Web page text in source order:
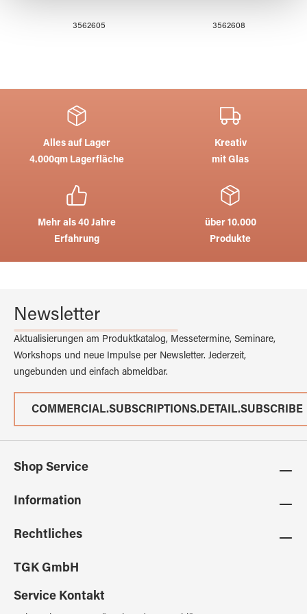
3562605 3562608
Alles auf Lager
4.000qm Lagerfläche
Kreativ
mit Glas
Mehr als 40 Jahre
Erfahrung
über 10.000
Produkte
Newsletter
Aktualisierungen am Produktkatalog, Messetermine, Seminare,
Workshops und neue Impulse per Newsletter. Jederzeit,
ungebunden und einfach abmeldbar.
COMMERCIAL.SUBSCRIPTIONS.DETAIL.SUBSCRIBE
Shop Service
Information
Rechtliches
TGK GmbH
Service Kontakt